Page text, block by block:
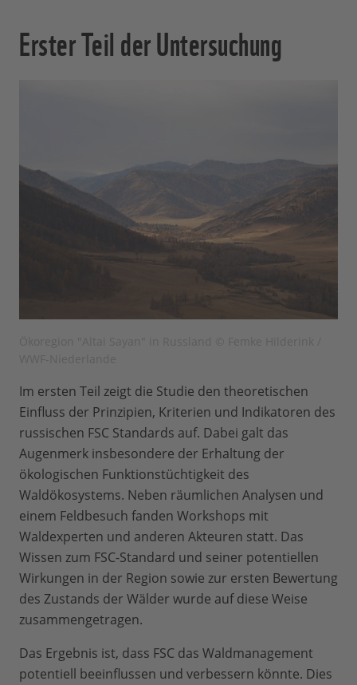
Erster Teil der Untersuchung
Im ersten Teil zeigt die Studie den theoretischen
Einfluss der Prinzipien, Kriterien und Indikatoren des
russischen FSC Standards auf. Dabei galt das
Augenmerk insbesondere der Erhaltung der
ökologischen Funktionstüchtigkeit des
Waldökosystems. Neben räumlichen Analysen und
einem Feldbesuch fanden Workshops mit
Waldexperten und anderen Akteuren statt. Das
Wissen zum FSC-Standard und seiner potentiellen
Wirkungen in der Region sowie zur ersten Bewertung
des Zustands der Wälder wurde auf diese Weise
zusammengetragen.
Das Ergebnis ist, dass FSC das Waldmanagement
potentiell beeinflussen und verbessern könnte. Dies